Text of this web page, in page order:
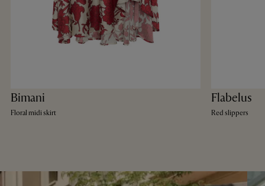
Bimani
Floral midi skirt
Flabelus
Red slippers